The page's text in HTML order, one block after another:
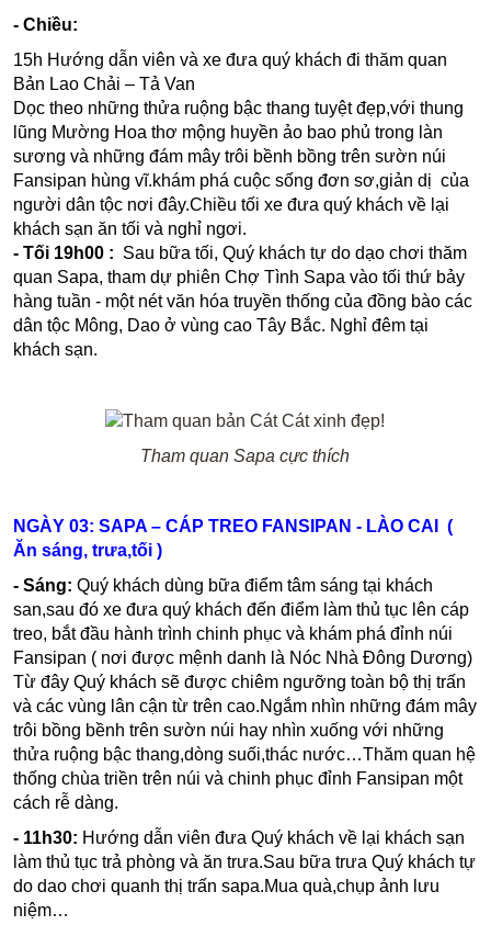
- Chiều:
15h Hướng dẫn viên và xe đưa quý khách đi thăm quan
Bản Lao Chải – Tả Van
Dọc theo những thửa ruộng bậc thang tuyệt đẹp,với thung
lũng Mường Hoa thơ mộng huyền ảo bao phủ trong làn
sương và những đám mây trôi bềnh bồng trên sườn núi
Fansipan hùng vĩ.khám phá cuộc sống đơn sơ,giản dị của
người dân tộc nơi đây.Chiều tối xe đưa quý khách về lại
khách sạn ăn tối và nghỉ ngơi.
- Tối 19h00 : Sau bữa tối, Quý khách tự do dạo chơi thăm
quan Sapa, tham dự phiên Chợ Tình Sapa vào tối thứ bảy
hàng tuần - một nét văn hóa truyền thống của đồng bào các
dân tộc Mông, Dao ở vùng cao Tây Bắc. Nghỉ đêm tại
khách sạn.
Tham quan Sapa cực thích
NGÀY 03: SAPA – CÁP TREO FANSIPAN - LÀO CAI
(
Ăn sáng, trưa,tối )
- Sáng: Quý khách dùng bữa điểm tâm sáng tại khách
san,sau đó xe đưa quý khách đến điểm làm thủ tục lên cáp
treo, bắt đầu hành trình chinh phục và khám phá đỉnh núi
Fansipan ( nơi được mệnh danh là Nóc Nhà Đông Dương)
Từ đây Quý khách sẽ được chiêm ngưỡng toàn bộ thị trấn
và các vùng lân cận từ trên cao.Ngắm nhìn những đám mây
trôi bồng bềnh trên sườn núi hay nhìn xuống với những
thửa ruộng bậc thang,dòng suối,thác nước…Thăm quan hệ
thống chùa triền trên núi và chinh phục đỉnh Fansipan một
cách rễ dàng.
- 11h30: Hướng dẫn viên đưa Quý khách về lại khách sạn
làm thủ tục trả phòng và ăn trưa.Sau bữa trưa Quý khách tự
do dao chơi quanh thị trấn sapa.Mua quà,chụp ảnh lưu
niệm…